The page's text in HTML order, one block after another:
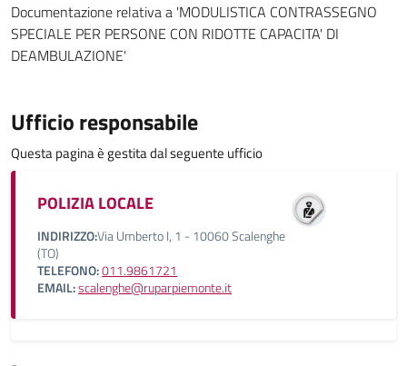
Documentazione relativa a 'MODULISTICA CONTRASSEGNO
SPECIALE PER PERSONE CON RIDOTTE CAPACITA' DI
DEAMBULAZIONE'
Ufficio responsabile
Questa pagina è gestita dal seguente ufficio
POLIZIA LOCALE
INDIRIZZO:Via Umberto I, 1 - 10060 Scalenghe
(TO)
TELEFONO:011.9861721
EMAIL:scalenghe@ruparpiemonte.it